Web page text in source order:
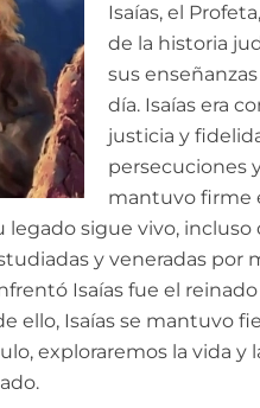
Isaías, el
de la historia
sus
día. Isaías era
justicia y
persecuciones
mantuvo firme
legado sigue vivo,
y veneradas
Isaías fue el
ello, Isaías se mantuvo
exploraremos la vida y